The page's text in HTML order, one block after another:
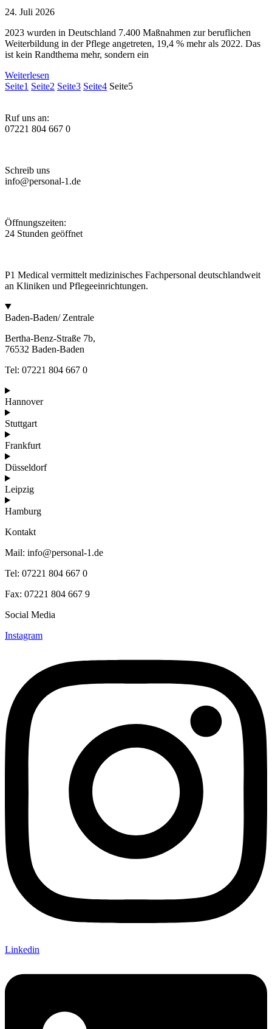
24. Juli 2026
2023 wurden in Deutschland 7.400 Maßnahmen zur beruflichen
Weiterbildung in der Pflege angetreten, 19,4 % mehr als 2022. Das
ist kein Randthema mehr, sondern ein
Weiterlesen
Seite1 Seite2 Seite3 Seite4 Seite5
Ruf uns an:
07221 804 667 0
Schreib uns
info@personal-1.de
Öffnungszeiten:
24 Stunden geöffnet
P1 Medical vermittelt medizinisches Fachpersonal deutschlandweit
an Kliniken und Pflegeeinrichtungen.
Baden-Baden/ Zentrale
Bertha-Benz-Straße 7b,
76532 Baden-Baden
Tel: 07221 804 667 0
Hannover
Stuttgart
Frankfurt
Düsseldorf
Leipzig
Hamburg
Kontakt
Mail: info@personal-1.de
Tel: 07221 804 667 0
Fax: 07221 804 667 9
Social Media
Instagram
Linkedin